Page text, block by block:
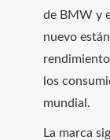
de BMW y
nuevo
los
mundial.
La marca